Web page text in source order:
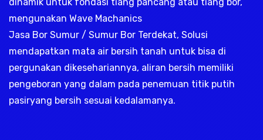
mengunakan Wave Machanics
Jasa Bor Sumur / Sumur Bor Terdekat, Solusi
mendapatkan mata air bersih tanah untuk bisa di
pergunakan dikesehariannya, aliran bersih memiliki
pengeboran yang dalam pada penemuan titik putih
pasiryang bersih sesuai kedalamanya.